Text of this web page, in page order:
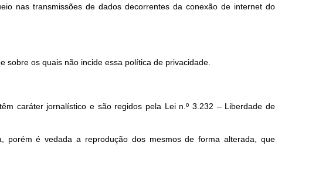
nas transmissões de dados decorrentes da conexão de internet do
sobre os quais não incide essa política de privacidade.
caráter jornalístico e são regidos pela Lei n.º 3.232 – Liberdade de
porém é vedada a reprodução dos mesmos de forma alterada, que